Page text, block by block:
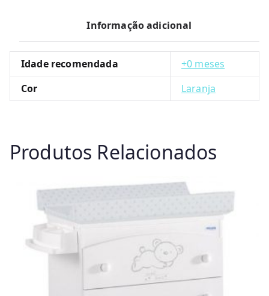
Informação adicional
Idade recomendada
+0 meses
Cor
Laranja
Produtos Relacionados